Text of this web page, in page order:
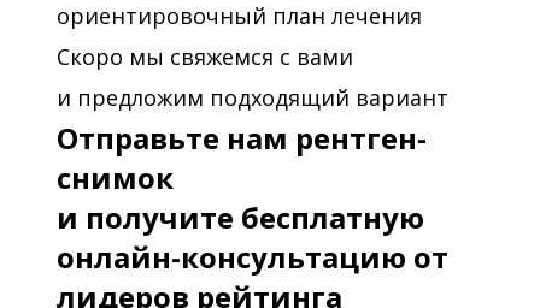
ориентировочный план лечения
Скоро мы свяжемся с вами
и предложим подходящий вариант
Отправьте нам рентген-
снимок
и получите бесплатную
онлайн-консультацию от
лидеров рейтинга